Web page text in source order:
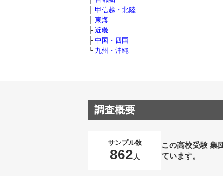
甲信越・北陸
東海
近畿
中国・四国
九州・沖縄
調査概要
サンプル数
862 人
この高校受験 集
ています。